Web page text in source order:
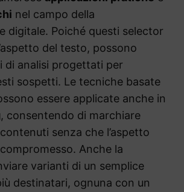
nel campo della
digitale. Poiché questi selector
del testo, possono
di analisi progettati per
sospetti. Le tecniche basate
essere applicate anche in
, consentendo di marchiare
senza che l’aspetto
Anche la
varianti di un semplice
destinatari, ognuna con un